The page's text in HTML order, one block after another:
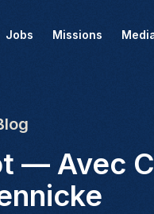
Jobs Missions
— Avec